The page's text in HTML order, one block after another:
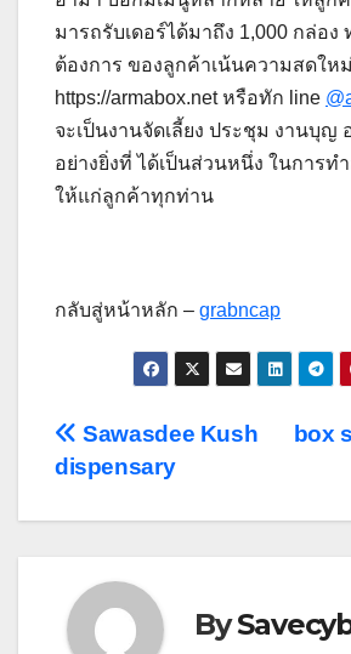
มารถรับเดอร์ได้มาถึง 1,000 กล่อง
ต้องการ ของลูกค้าเน้นความสดให
https://armabox.net หรือทัก line
จะเป็นงานจัดเลี้ยง ประชุม งานบุญ
อย่างยิ่งที่ ได้เป็นส่วนหนึ่ง ในการท
ให้แก่ลูกค้าทุกท่าน
กลับสู่หน้าหลัก – grabncap
Post
navigation
box
Sawasdee Kush
dispensary
By